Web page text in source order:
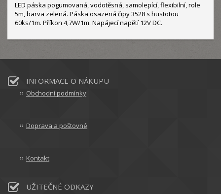
LED páska pogumovaná, vodotěsná, samolepící, flexibilní, role
5m, barva zelená. Páska osazená čipy 3528 s hustotou
60ks/1m. Příkon 4,7W/1m. Napájecí napětí 12V DC.
INFORMACE O NÁKUPU
Obchodní podmínky
Doprava a poštovné
Kontakt
UŽITEČNÉ ODKAZY